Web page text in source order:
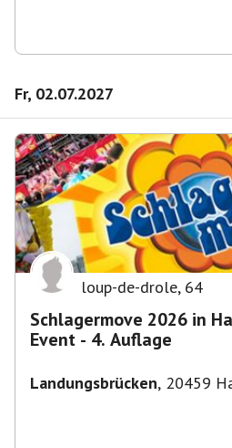
Fr, 02.07.2027
loup-de-drole, 64
Schlagermove 2026 in
Event - 4. Auflage
Landungsbrücken, 20459